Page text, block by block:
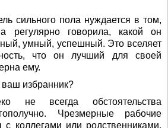
сильного пола нуждается в том,
регулярно говорила, какой он
умный, успешный. Это вселяет
что он лучший для своей
ему.
ваш избранник?
не всегда обстоятельства
Чрезмерные рабочие
с коллегами или родственниками,